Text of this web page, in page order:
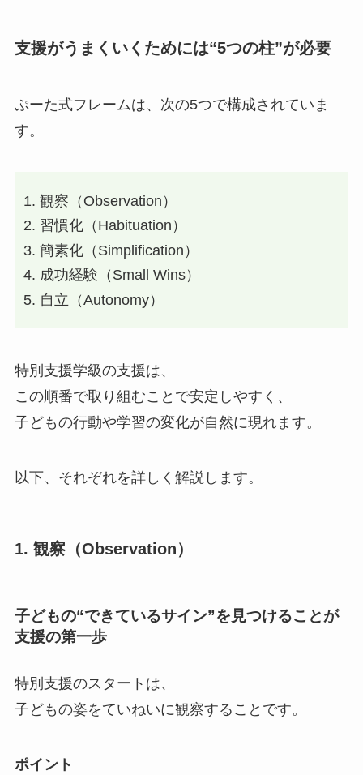
支援がうまくいくためには“5つの柱”が必要
ぷーた式フレームは、次の5つで構成されていま
す。
観察（Observation）
習慣化（Habituation）
簡素化（Simplification）
成功経験（Small Wins）
自立（Autonomy）
特別支援学級の支援は、
この順番で取り組むことで安定しやすく、
子どもの行動や学習の変化が自然に現れます。
以下、それぞれを詳しく解説します。
1. 観察（Observation）
子どもの“できているサイン”を見つけることが
支援の第一歩
特別支援のスタートは、
子どもの姿をていねいに観察することです。
ポイント